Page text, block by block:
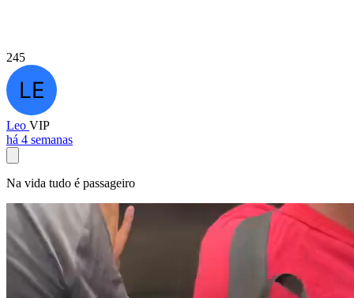
245
Leo VIP
há 4 semanas
Na vida tudo é passageiro